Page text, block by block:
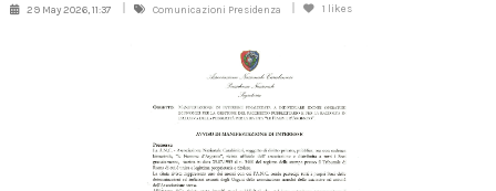
29 May 2026, 11:37 Comunicazioni Presidenza 1 likes